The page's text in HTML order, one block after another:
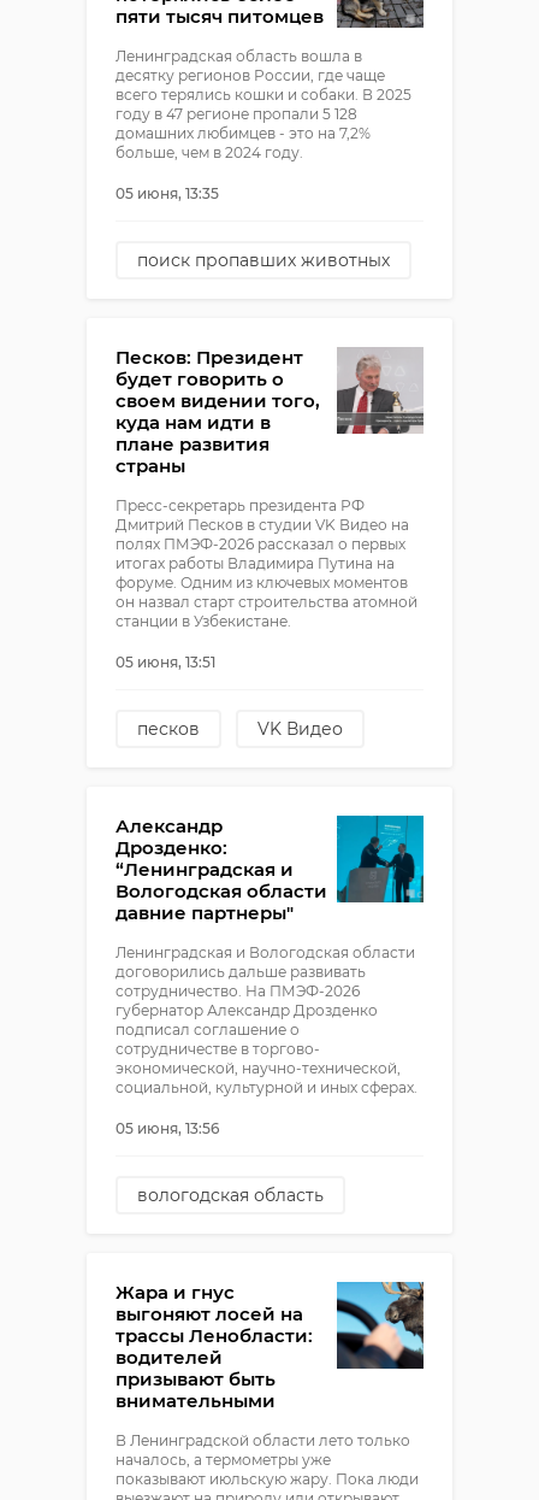
пяти тысяч питомцев
Ленинградская область вошла в
десятку регионов России, где чаще
всего терялись кошки и собаки. В 2025
году в 47 регионе пропали 5 128
домашних любимцев - это на 7,2%
больше, чем в 2024 году.
05 июня, 13:35
поиск пропавших животных
Песков: Президент
будет говорить о
своем видении того,
куда нам идти в
плане развития
страны
Пресс-секретарь президента РФ
Дмитрий Песков в студии VK Видео на
полях ПМЭФ-2026 рассказал о первых
итогах работы Владимира Путина на
форуме. Одним из ключевых моментов
он назвал старт строительства атомной
станции в Узбекистане.
05 июня, 13:51
песков
VK Видео
Александр
Дрозденко:
“Ленинградская и
Вологодская области
давние партнеры"
Ленинградская и Вологодская области
договорились дальше развивать
сотрудничество. На ПМЭФ-2026
губернатор Александр Дрозденко
подписал соглашение о
сотрудничестве в торгово-
экономической, научно-технической,
социальной, культурной и иных сферах.
05 июня, 13:56
вологодская область
Жара и гнус
выгоняют лосей на
трассы Ленобласти:
водителей
призывают быть
внимательными
В Ленинградской области лето только
началось, а термометры уже
показывают июльскую жару. Пока люди